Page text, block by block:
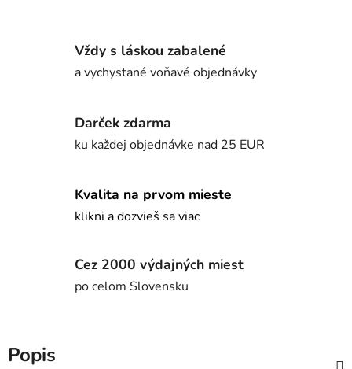
Vždy s láskou zabalené
a vychystané voňavé objednávky
Darček zdarma
ku každej objednávke nad 25 EUR
Kvalita na prvom mieste
klikni a dozvieš sa viac
Cez 2000 výdajných miest
po celom Slovensku
Popis